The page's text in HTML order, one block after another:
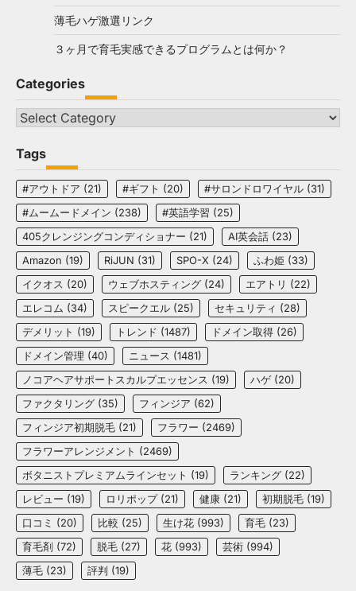
薄毛ハゲ激選リンク
３ヶ月で育毛実感できるプログラムとは何か？
Categories
Categories
Tags
#アウトドア (21) #ギフト (20) #サロンドロワイヤル (31)
#ムームードメイン (238) #英語学習 (25)
405クレンジングコンディショナー (21) AI英会話 (23)
Amazon (19) RiJUN (31) SPO-X (24) ふわ姫 (33)
イクオス (20) ウェブホスティング (24) エアトリ (22)
エレコム (34) スピークエル (25) セキュリティ (28)
デメリット (19) トレンド (1487) ドメイン取得 (26)
ドメイン管理 (40) ニュース (1481)
ノコアヘアサポートスカルプエッセンス (19) ハゲ (20)
ファクタリング (35) フィンジア (62)
フィンジア初期脱毛 (21) フラワー (2469)
フラワーアレンジメント (2469)
ボタニストプレミアムラインセット (19) ランキング (22)
レビュー (19) ロリポップ(21) 健康 (21) 初期脱毛 (19)
口コミ (20) 比較 (25) 生け花 (993) 育毛 (23)
育毛剤 (72) 脱毛 (27) 花 (993) 芸術 (994)
薄毛 (23) 評判 (19)